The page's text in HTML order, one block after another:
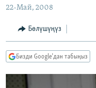
МАДАНИЯТ
ТВ ПРОГРАММАЛАР
БҮГҮН АЗАТТЫКТА
ПОДКАСТ
Русский
22-Май, 2008
Бөлүшүңүз
Бизди Google'дан табыңыз